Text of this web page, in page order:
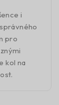
i
pro
kol na